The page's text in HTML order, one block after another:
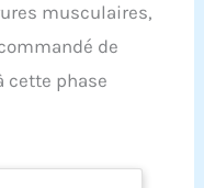
musculaires,
de
cette phase